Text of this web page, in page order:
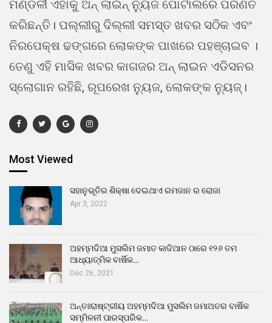
ମଣ୍ଡଳୀ ଏହାକୁ ଅନ୍ ଲାଇନ୍ ନ୍ୟୁଜ ପୋର୍ଟାଲରେ ପରିଣତ
କରିଛନ୍ତି। ପଲ୍ଲୀରୁ ଦିଲ୍ଲୀ ସମସ୍ତ ଖବର ସଠିକ ଏବଂ
ନିରପେକ୍ଷ ଢଙ୍ଗରେ ଲୋକଙ୍କ ପାଖରେ ପହଞ୍ଚାଇବ ।
ତେଣୁ ଏହି ମାସିକ ଖବର କାଗଜର ଅନ୍ ଲାଇନ ଏଡିସନର
ସ୍ଲୋଗାନ ରହିଛି, ରୂପରେଖ ନ୍ୟୁଜ, ଲୋକଙ୍କ ନ୍ୟୁଜ୍।
Most Viewed
ସହାନୁଭୂତିର ଶିକ୍ଷା ଦେଇଥାଏ ରମଜାନ ର ରୋଜା
Apr 3, 2022
ଅହମ୍ମଦିଆ ମୁସଲିମ ଜମାତ କାଦିଆନ ଠାରେ ୧୨୬ ତମ
ଆଧ୍ୟାତ୍ମିକ ବାର୍ଷିକ…
Dec 26, 2021
ଅନ୍ତଃରାଷ୍ଟ୍ରୀୟ ଅହମ୍ମଦିଆ ମୁସଲିମ ଜମାଅତର ବାର୍ଷିକ
ସମ୍ମିଳନୀ ପାରସ୍ପରିକ…